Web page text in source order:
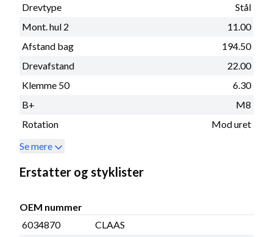
Drevtype
Stål
Mont. hul 2
11.00
Afstand bag
194.50
Drevafstand
22.00
Klemme 50
6.30
B+
M8
Rotation
Mod uret
Se mere
Erstatter og styklister
OEM nummer
6034870
CLAAS